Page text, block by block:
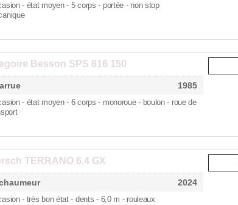
- état moyen - 5 corps- portée - non stop
Besson SPS 616 150
1985
- état moyen - 6 corps- monoroue - boulon - roue de
TERRANO 6.4 GX
2024
- très bon état - dents- 6,0 m - rouleaux